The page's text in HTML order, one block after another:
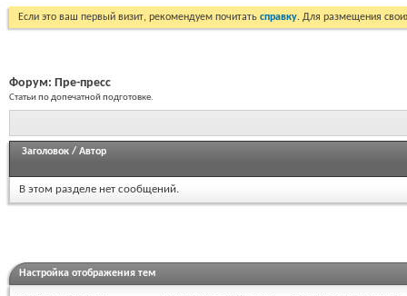
Если это ваш первый визит, рекомендуем почитать справку. Для размещения
Форум: Пре-пресс
Статьи по допечатной подготовке.
Заголовок / Автор
В этом разделе нет сообщений.
Настройка отображения тем